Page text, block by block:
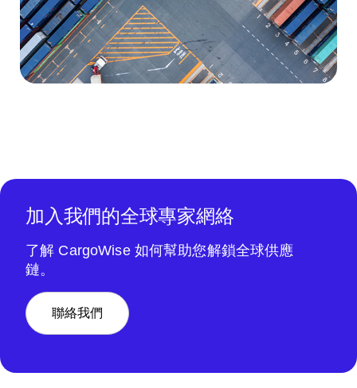
加入我們的全球專家網絡
了解 CargoWise 如何幫助您解鎖全球供應
鏈。
聯絡我們